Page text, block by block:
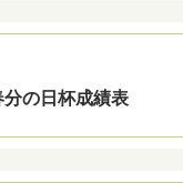
の日杯成績表